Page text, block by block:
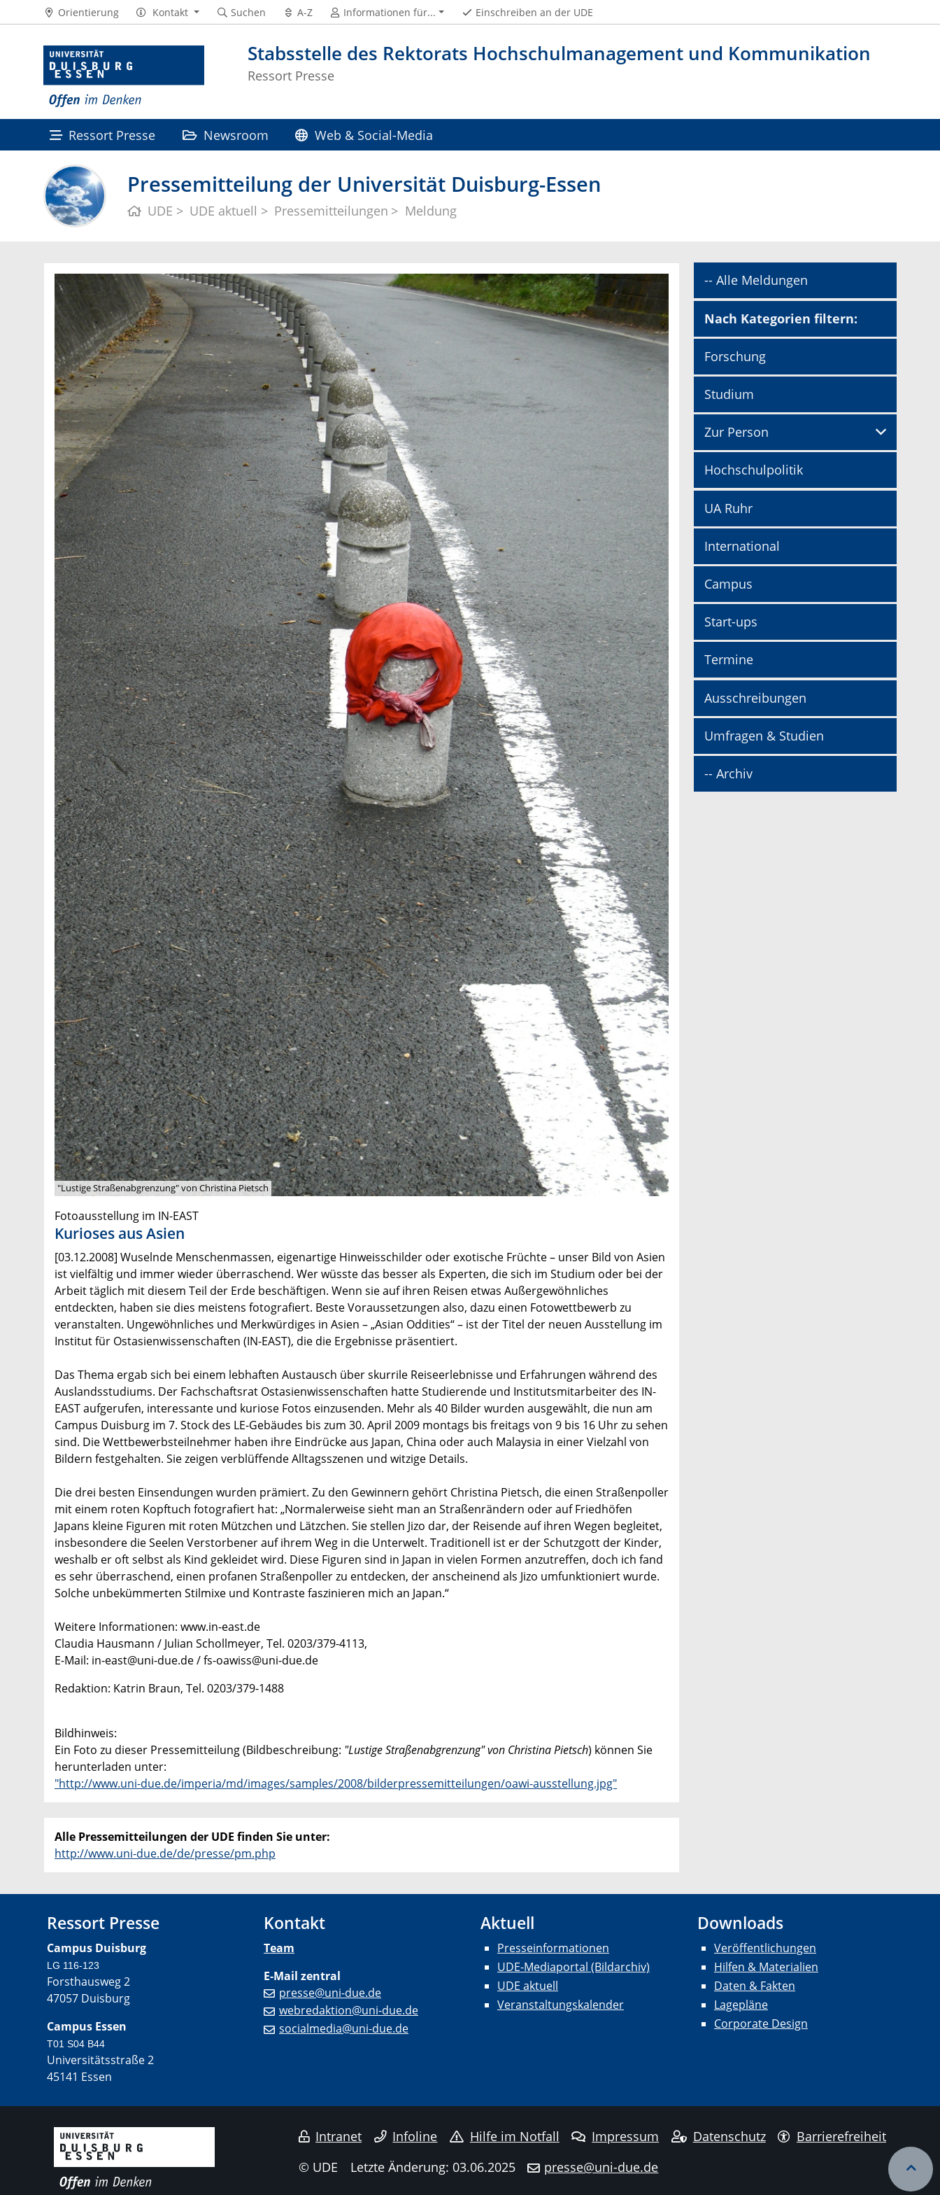
Stabsstelle des Rektorats Hochschulmanagement und Kommunikation
Ressort Presse
Orientierung Kontakt Suchen A-Z Informationen für... Einschreiben an der UDE
Ressort Presse Newsroom Web & Social-Media
Pressemitteilung der Universität Duisburg-Essen
UDE UDE aktuell Pressemitteilungen Meldung
"Lustige Straßenabgrenzung" von Christina Pietsch
Fotoausstellung im IN-EAST
Kurioses aus Asien
[03.12.2008] Wuselnde Menschenmassen, eigenartige Hinweisschilder oder exotische Früchte – unser Bild von Asien
ist vielfältig und immer wieder überraschend. Wer wüsste das besser als Experten, die sich im Studium oder bei der
Arbeit täglich mit diesem Teil der Erde beschäftigen. Wenn sie auf ihren Reisen etwas Außergewöhnliches
entdeckten, haben sie dies meistens fotografiert. Beste Voraussetzungen also, dazu einen Fotowettbewerb zu
veranstalten. Ungewöhnliches und Merkwürdiges in Asien – „Asian Oddities“ – ist der Titel der neuen Ausstellung im
Institut für Ostasienwissenschaften (IN-EAST), die die Ergebnisse präsentiert.
Das Thema ergab sich bei einem lebhaften Austausch über skurrile Reiseerlebnisse und Erfahrungen während des
Auslandsstudiums. Der Fachschaftsrat Ostasienwissenschaften hatte Studierende und Institutsmitarbeiter des IN-
EAST aufgerufen, interessante und kuriose Fotos einzusenden. Mehr als 40 Bilder wurden ausgewählt, die nun am
Campus Duisburg im 7. Stock des LE-Gebäudes bis zum 30. April 2009 montags bis freitags von 9 bis 16 Uhr zu sehen
sind. Die Wettbewerbsteilnehmer haben ihre Eindrücke aus Japan, China oder auch Malaysia in einer Vielzahl von
Bildern festgehalten. Sie zeigen verblüffende Alltagsszenen und witzige Details.
Die drei besten Einsendungen wurden prämiert. Zu den Gewinnern gehört Christina Pietsch, die einen Straßenpoller
mit einem roten Kopftuch fotografiert hat: „Normalerweise sieht man an Straßenrändern oder auf Friedhöfen
Japans kleine Figuren mit roten Mützchen und Lätzchen. Sie stellen Jizo dar, der Reisende auf ihren Wegen begleitet,
insbesondere die Seelen Verstorbener auf ihrem Weg in die Unterwelt. Traditionell ist er der Schutzgott der Kinder,
weshalb er oft selbst als Kind gekleidet wird. Diese Figuren sind in Japan in vielen Formen anzutreffen, doch ich fand
es sehr überraschend, einen profanen Straßenpoller zu entdecken, der anscheinend als Jizo umfunktioniert wurde.
Solche unbekümmerten Stilmixe und Kontraste faszinieren mich an Japan.“
Weitere Informationen: www.in-east.de
Claudia Hausmann / Julian Schollmeyer, Tel. 0203/379-4113,
E-Mail: in-east@uni-due.de / fs-oawiss@uni-due.de
Redaktion: Katrin Braun, Tel. 0203/379-1488
Bildhinweis:
Ein Foto zu dieser Pressemitteilung (Bildbeschreibung: "Lustige Straßenabgrenzung" von Christina Pietsch) können Sie
herunterladen unter:
"http://www.uni-due.de/imperia/md/images/samples/2008/bilderpressemitteilungen/oawi-ausstellung.jpg"
Alle Pressemitteilungen der UDE finden Sie unter:
http://www.uni-due.de/de/presse/pm.php
-- Alle Meldungen
Nach Kategorien filtern:
Forschung
Studium
Zur Person
Hochschulpolitik
UA Ruhr
International
Campus
Start-ups
Termine
Ausschreibungen
Umfragen & Studien
-- Archiv
Ressort Presse
Campus Duisburg
LG 116-123
Forsthausweg 2
47057 Duisburg
Campus Essen
T01 S04 B44
Universitätsstraße 2
45141 Essen
Kontakt
Team
E-Mail zentral
presse@uni-due.de
webredaktion@uni-due.de
socialmedia@uni-due.de
Aktuell
Presseinformationen
UDE-Mediaportal (Bildarchiv)
UDE aktuell
Veranstaltungskalender
Downloads
Veröffentlichungen
Hilfen & Materialien
Daten & Fakten
Lagepläne
Corporate Design
Intranet Infoline Hilfe im Notfall Impressum Datenschutz
Barrierefreiheit
© UDE
Letzte Änderung: 03.06.2025 presse@uni-due.de